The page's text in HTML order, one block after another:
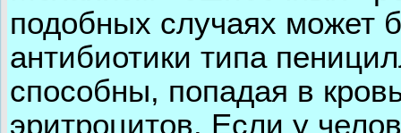
подобных случаях может
антибиотики типа
способны, попадая в
эритроцитов. Если у